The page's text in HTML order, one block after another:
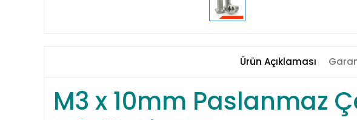
Ürün Açıklaması
M3 x 10mm Paslanmaz